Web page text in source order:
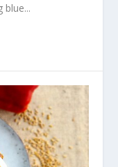
blue...